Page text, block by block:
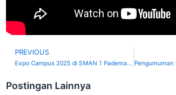
Prev
PREVIOUS
Expo Campus 2025 di SMAN 1 Pademawu: Membuka Wawasan Siswa Kelas 12 tentang Dunia Perguruan Tinggi
Postingan Lainnya